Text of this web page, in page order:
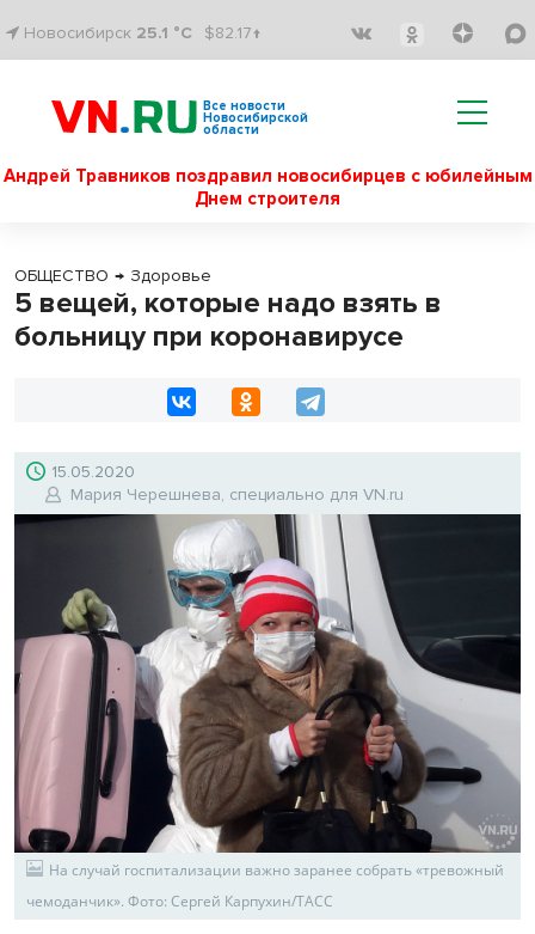
Новосибирск 25.1 °C $82.17↑
Все новости
Новосибирской
области
Андрей Травников поздравил новосибирцев с юбилейным
Днем строителя
ОБЩЕСТВО → Здоровье
5 вещей, которые надо взять в
больницу при коронавирусе
15.05.2020
Мария Черешнева, специально для VN.ru
На случай госпитализации важно заранее собрать «тревожный
чемоданчик». Фото: Сергей Карпухин/ТАСС